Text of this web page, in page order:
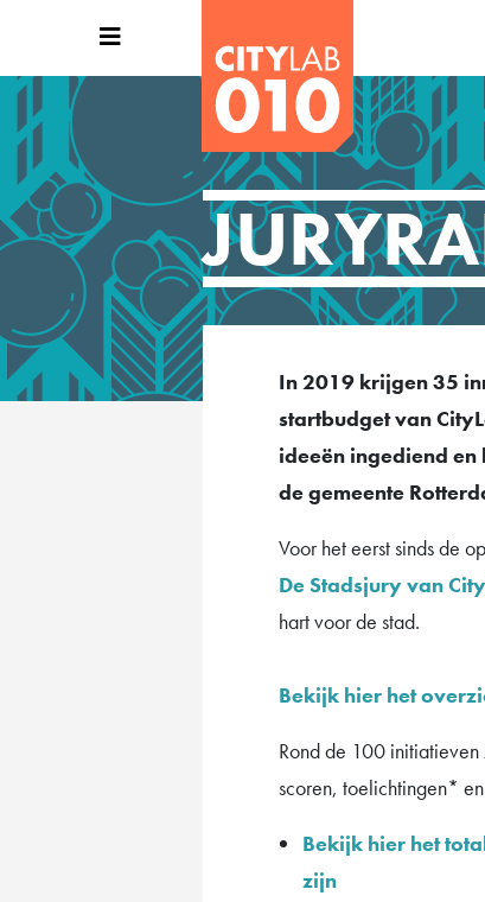
In 2019 krijgen 35
startbudget van
ideeën ingediend
de gemeente
Voor het eerst sinds de
De Stadsjury van
hart voor de stad.
Bekijk hier het
Rond de 100
scoren, toelichtingen*
Bekijk hier het
zijn